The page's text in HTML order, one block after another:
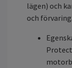
lägen) och
och förvaring.